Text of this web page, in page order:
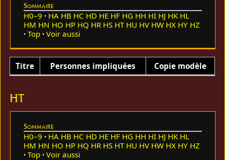
Sommaire
H0–9 HA HB HC HD HE HF HG HH HI HJ HK HL
HM HN HO HP HQ HR HS HT HU HV HW HX HY HZ
Top
Voir aussi
Titre Personnes impliquées Copie modèle
HT
Sommaire
H0–9 HA HB HC HD HE HF HG HH HI HJ HK HL
HM HN HO HP HQ HR HS HT HU HV HW HX HY HZ
Top
Voir aussi